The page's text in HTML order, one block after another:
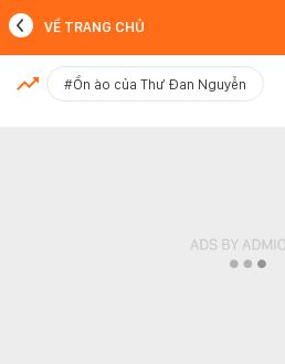
MỚI NHẤT
VỀ TRANG CHỦ
#Ồn ào của Thư Đan Nguyễn